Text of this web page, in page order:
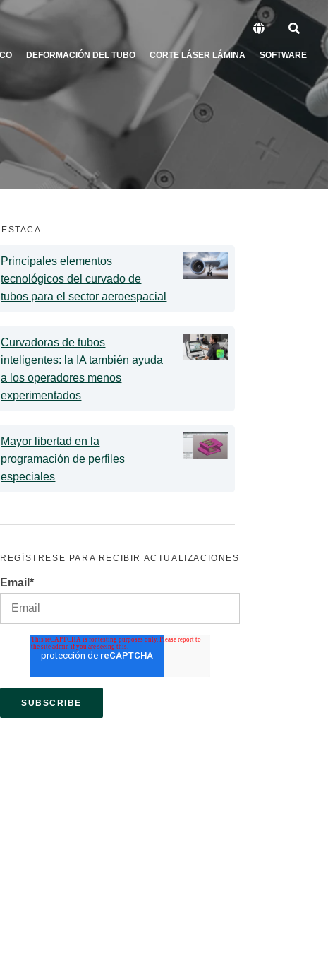
DEFORMACIÓN DEL TUBO CORTE LÁSER LÁMINA SOFTWARE
Principales elementos
tecnológicos del curvado de
tubos para el sector aeroespacial
Curvadoras de tubos
inteligentes: la IA también ayuda
a los operadores menos
experimentados
Mayor libertad en la
programación de perfiles
especiales
REGÍSTRESE PARA RECIBIR ACTUALIZACIONES
Email*